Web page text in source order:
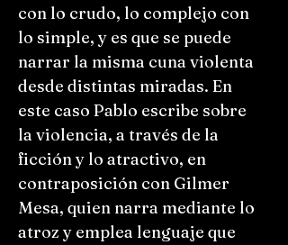
con lo crudo, lo complejo con
lo simple, y es que se puede
narrar la misma cuna violenta
desde distintas miradas. En
este caso Pablo escribe sobre
la violencia, a través de la
ficción y lo atractivo, en
contraposición con Gilmer
Mesa, quien narra mediante lo
atroz y emplea lenguaje que